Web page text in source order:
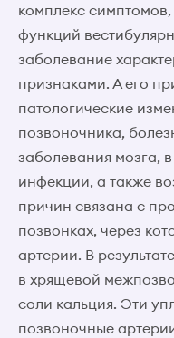
комплекс
функций
заболевание
признаками. А его
патологические
позвоночника,
заболевания мозга,
инфекции, а также
причин связана с
позвонках, через
артерии. В
в хрящевой
соли кальция. Эти
позвоночные